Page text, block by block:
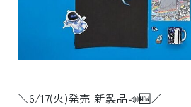
＼6/17(火)発売 新製品📣🆕／